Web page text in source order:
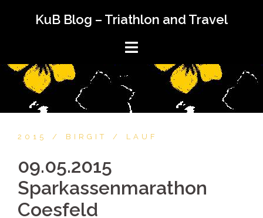
KuB Blog – Triathlon and Travel
2015 BIRGIT LAUF
09.05.2015
Sparkassenmarathon
Coesfeld